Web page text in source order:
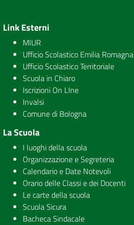
Link Esterni
MIUR
Ufficio Scolastico Emilia Romagna
Ufficio Scolastico Territoriale
Scuola in Chiaro
Iscrizioni On LIne
Invalsi
Comune di Bologna
La Scuola
I luoghi della scuola
Organizzazione e Segreteria
Calendario e Date Notevoli
Orario delle Classi e dei Docenti
Le carte della scuola
Scuola Sicura
Bacheca Sindacale